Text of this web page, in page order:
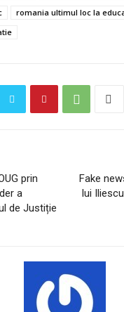
romania ultimul loc la
prin
a
de Justiție
Fake
lui